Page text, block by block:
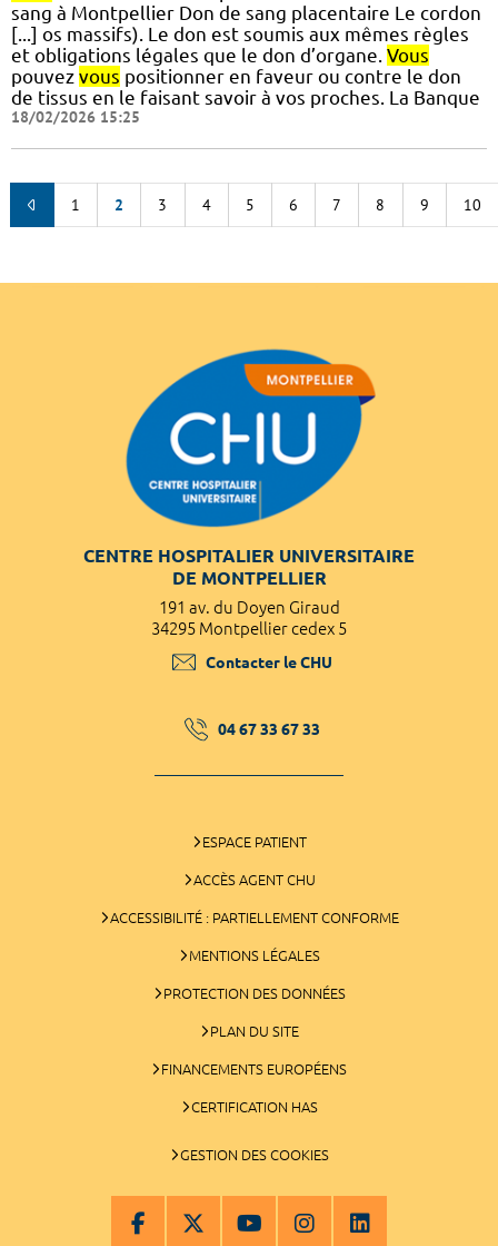
sang à Montpellier Don de sang placentaire Le cordon
[...] os massifs). Le don est soumis aux mêmes règles
et obligations légales que le don d’organe. Vous
pouvez vous positionner en faveur ou contre le don
de tissus en le faisant savoir à vos proches. La Banque
18/02/2026 15:25
1 2 3 4 5 6 7 8 9 10
CENTRE HOSPITALIER UNIVERSITAIRE
DE MONTPELLIER
191 av. du Doyen Giraud
34295 Montpellier cedex 5
Contacter le CHU
04 67 33 67 33
ESPACE PATIENT
ACCÈS AGENT CHU
ACCESSIBILITÉ : PARTIELLEMENT CONFORME
MENTIONS LÉGALES
PROTECTION DES DONNÉES
PLAN DU SITE
FINANCEMENTS EUROPÉENS
CERTIFICATION HAS
GESTION DES COOKIES